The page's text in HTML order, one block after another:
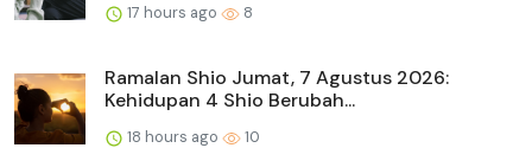
17 hours ago 8
Ramalan Shio Jumat, 7 Agustus 2026:
Kehidupan 4 Shio Berubah...
18 hours ago 10